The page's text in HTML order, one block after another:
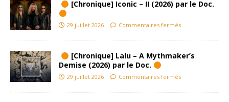
[Chronique] Iconic – II (2026) par le Doc.
29 juillet 2026 Commentaires fermés
[Chronique] Lalu – A Mythmaker’s
Demise (2026) par le Doc.
29 juillet 2026 Commentaires fermés